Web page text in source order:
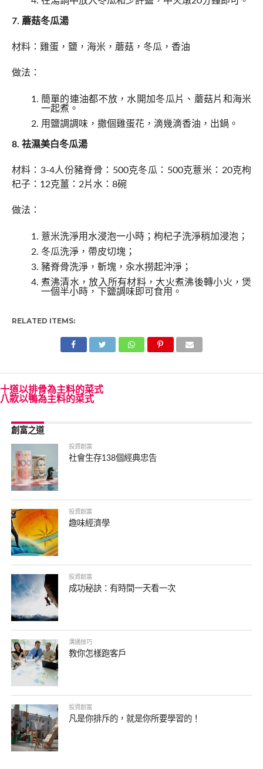
7. 蘑菇冬瓜湯
材料：雞蛋，鹽，海米，蘑菇，冬瓜，香油
做法：
簡單的連油都不放，水開加冬瓜片、蘑菇片和海米
一起煮。
用鹽調調味，撒個雞蛋花，滴幾滴香油，出鍋。
8. 祛濕美白冬瓜湯
材料：3-4人份豬脊骨：500克冬瓜：500克薏米：20克枸
杞子：12克薑：2片水：8碗
做法：
薏米洗淨用水浸泡一小時；枸杞子洗淨稍加浸泡；
冬瓜洗淨，帶皮切塊；
豬脊骨洗淨，斬塊，汆水撈起沖淨；
煮沸清水，放入所有材料，大火煮沸後轉小火，煲
一個半小時，下鹽調味即可食用。
RELATED ITEMS:
十道以排骨為主料的菜式
八款以鴨為主料的菜式
創富之道
投資創富
社會生存138個經典忠告
投資創富
趣味經濟學
投資創富
成功秘訣：有時間一天看一次
溝通技巧
教你怎樣跑客戶
投資創富
凡是你排斥的，就是你所要學習的！